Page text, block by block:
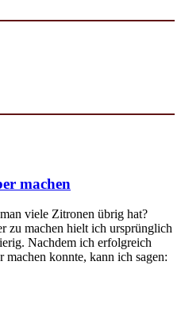
machen
viele Zitronen übrig hat?
zu machen hielt ich ursprünglich
Nachdem ich erfolgreich
machen konnte, kann ich sagen: